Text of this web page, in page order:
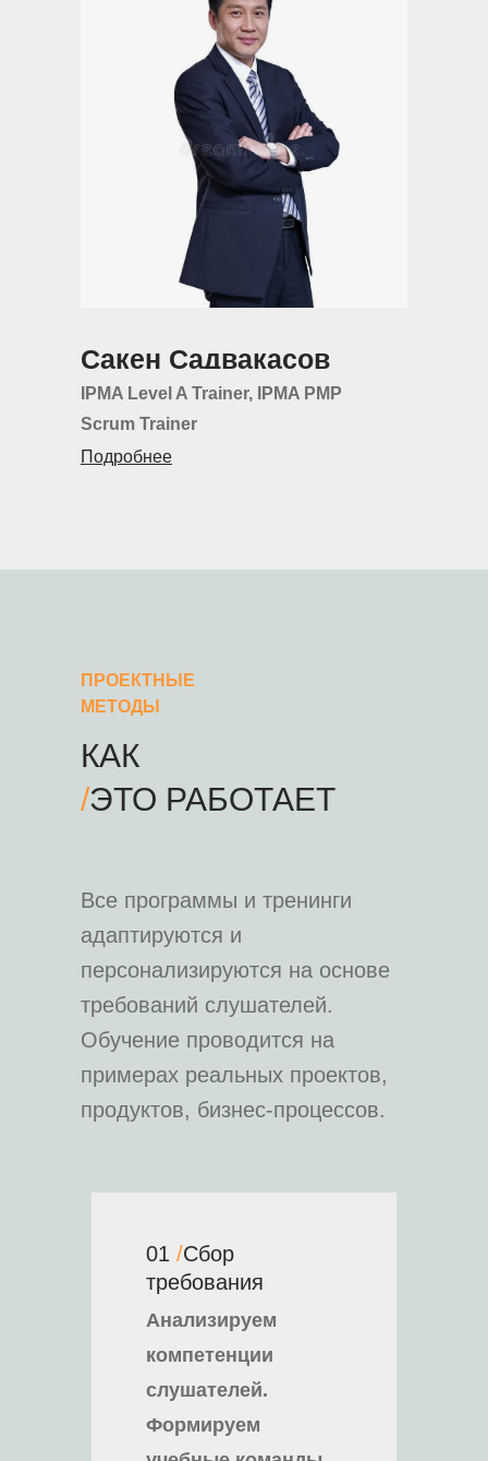
Подробнее
Сакен Садвакасов
IPMA Level A Trainer, IPMA PMP
Scrum Trainer
КАК
/ЭТО РАБОТАЕТ
ПРОЕКТНЫЕ
МЕТОДЫ
Все программы и тренинги
адаптируются и
персонализируются на основе
требований слушателей.
Обучение проводится на
примерах реальных проектов,
продуктов, бизнес-процессов.
01 /Сбор
требования
Анализируем
компетенции
слушателей.
Формируем